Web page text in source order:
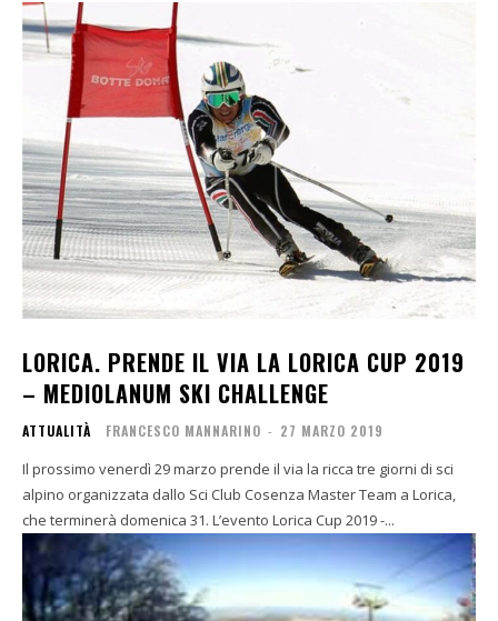
LORICA. PRENDE IL VIA LA LORICA CUP 2019
– MEDIOLANUM SKI CHALLENGE
ATTUALITÀ FRANCESCO MANNARINO - 27 MARZO 2019
Il prossimo venerdì 29 marzo prende il via la ricca tre giorni di sci
alpino organizzata dallo Sci Club Cosenza Master Team a Lorica,
che terminerà domenica 31. L’evento Lorica Cup 2019 -...